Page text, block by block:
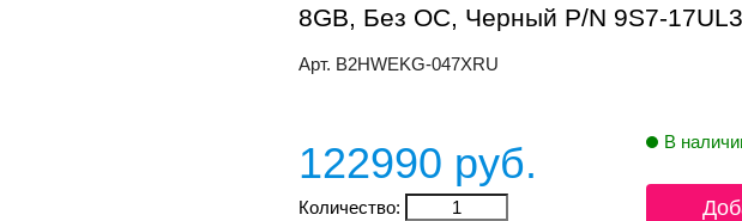
8GB, Без ОС, Черный P/N 9S7-
Арт. B2HWEKG-047XRU
122990 руб. В
Количество: